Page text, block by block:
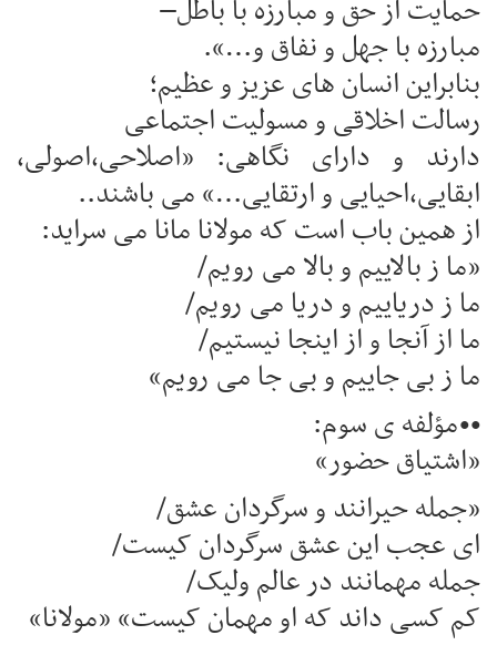
حمایت از حق و مبارزه با باطل–
مبارزه با جهل و نفاق و…».
بنابراین انسان های عزیز و عظیم؛
رسالت اخلاقی و مسولیت اجتماعی
دارند و دارای نگاهی: «اصلاحی،اصولی،
ابقایی،احیایی و ارتقایی…» می باشند..
از همین باب است که مولانا مانا می سراید:
«ما ز بالاییم و بالا می رویم/
ما ز دریاییم و دریا می رویم/
ما از آنجا و از اینجا نیستیم/
ما ز بی جاییم و بی جا می رویم»
••مؤلفه ی سوم:
«اشتیاق حضور»
«جمله حیرانند و سرگردان عشق/
ای عجب این عشق سرگردان کیست/
جمله مهمانند در عالم ولیک/
کم کسی داند که او مهمان کیست» «مولانا»